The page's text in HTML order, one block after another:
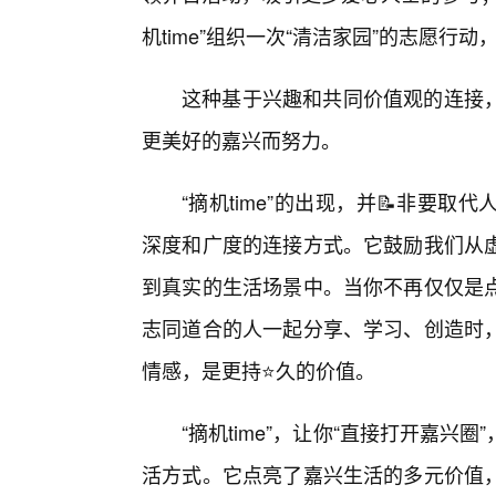
机time”组织一次“清洁家园”的志愿行动
这种基于兴趣和共同价值观的连接
更美好的嘉兴而努力。
“摘机time”的出现，并📝非要取代
深度和广度的连接方式。它鼓励我们
到真实的生活场景中。当你不再仅仅
志同道合的人一起分享、学习、创造
情感，是更持⭐久的价值。
“摘机time”，让你“直接打开嘉兴
活方式。它点亮了嘉兴生活的多元价